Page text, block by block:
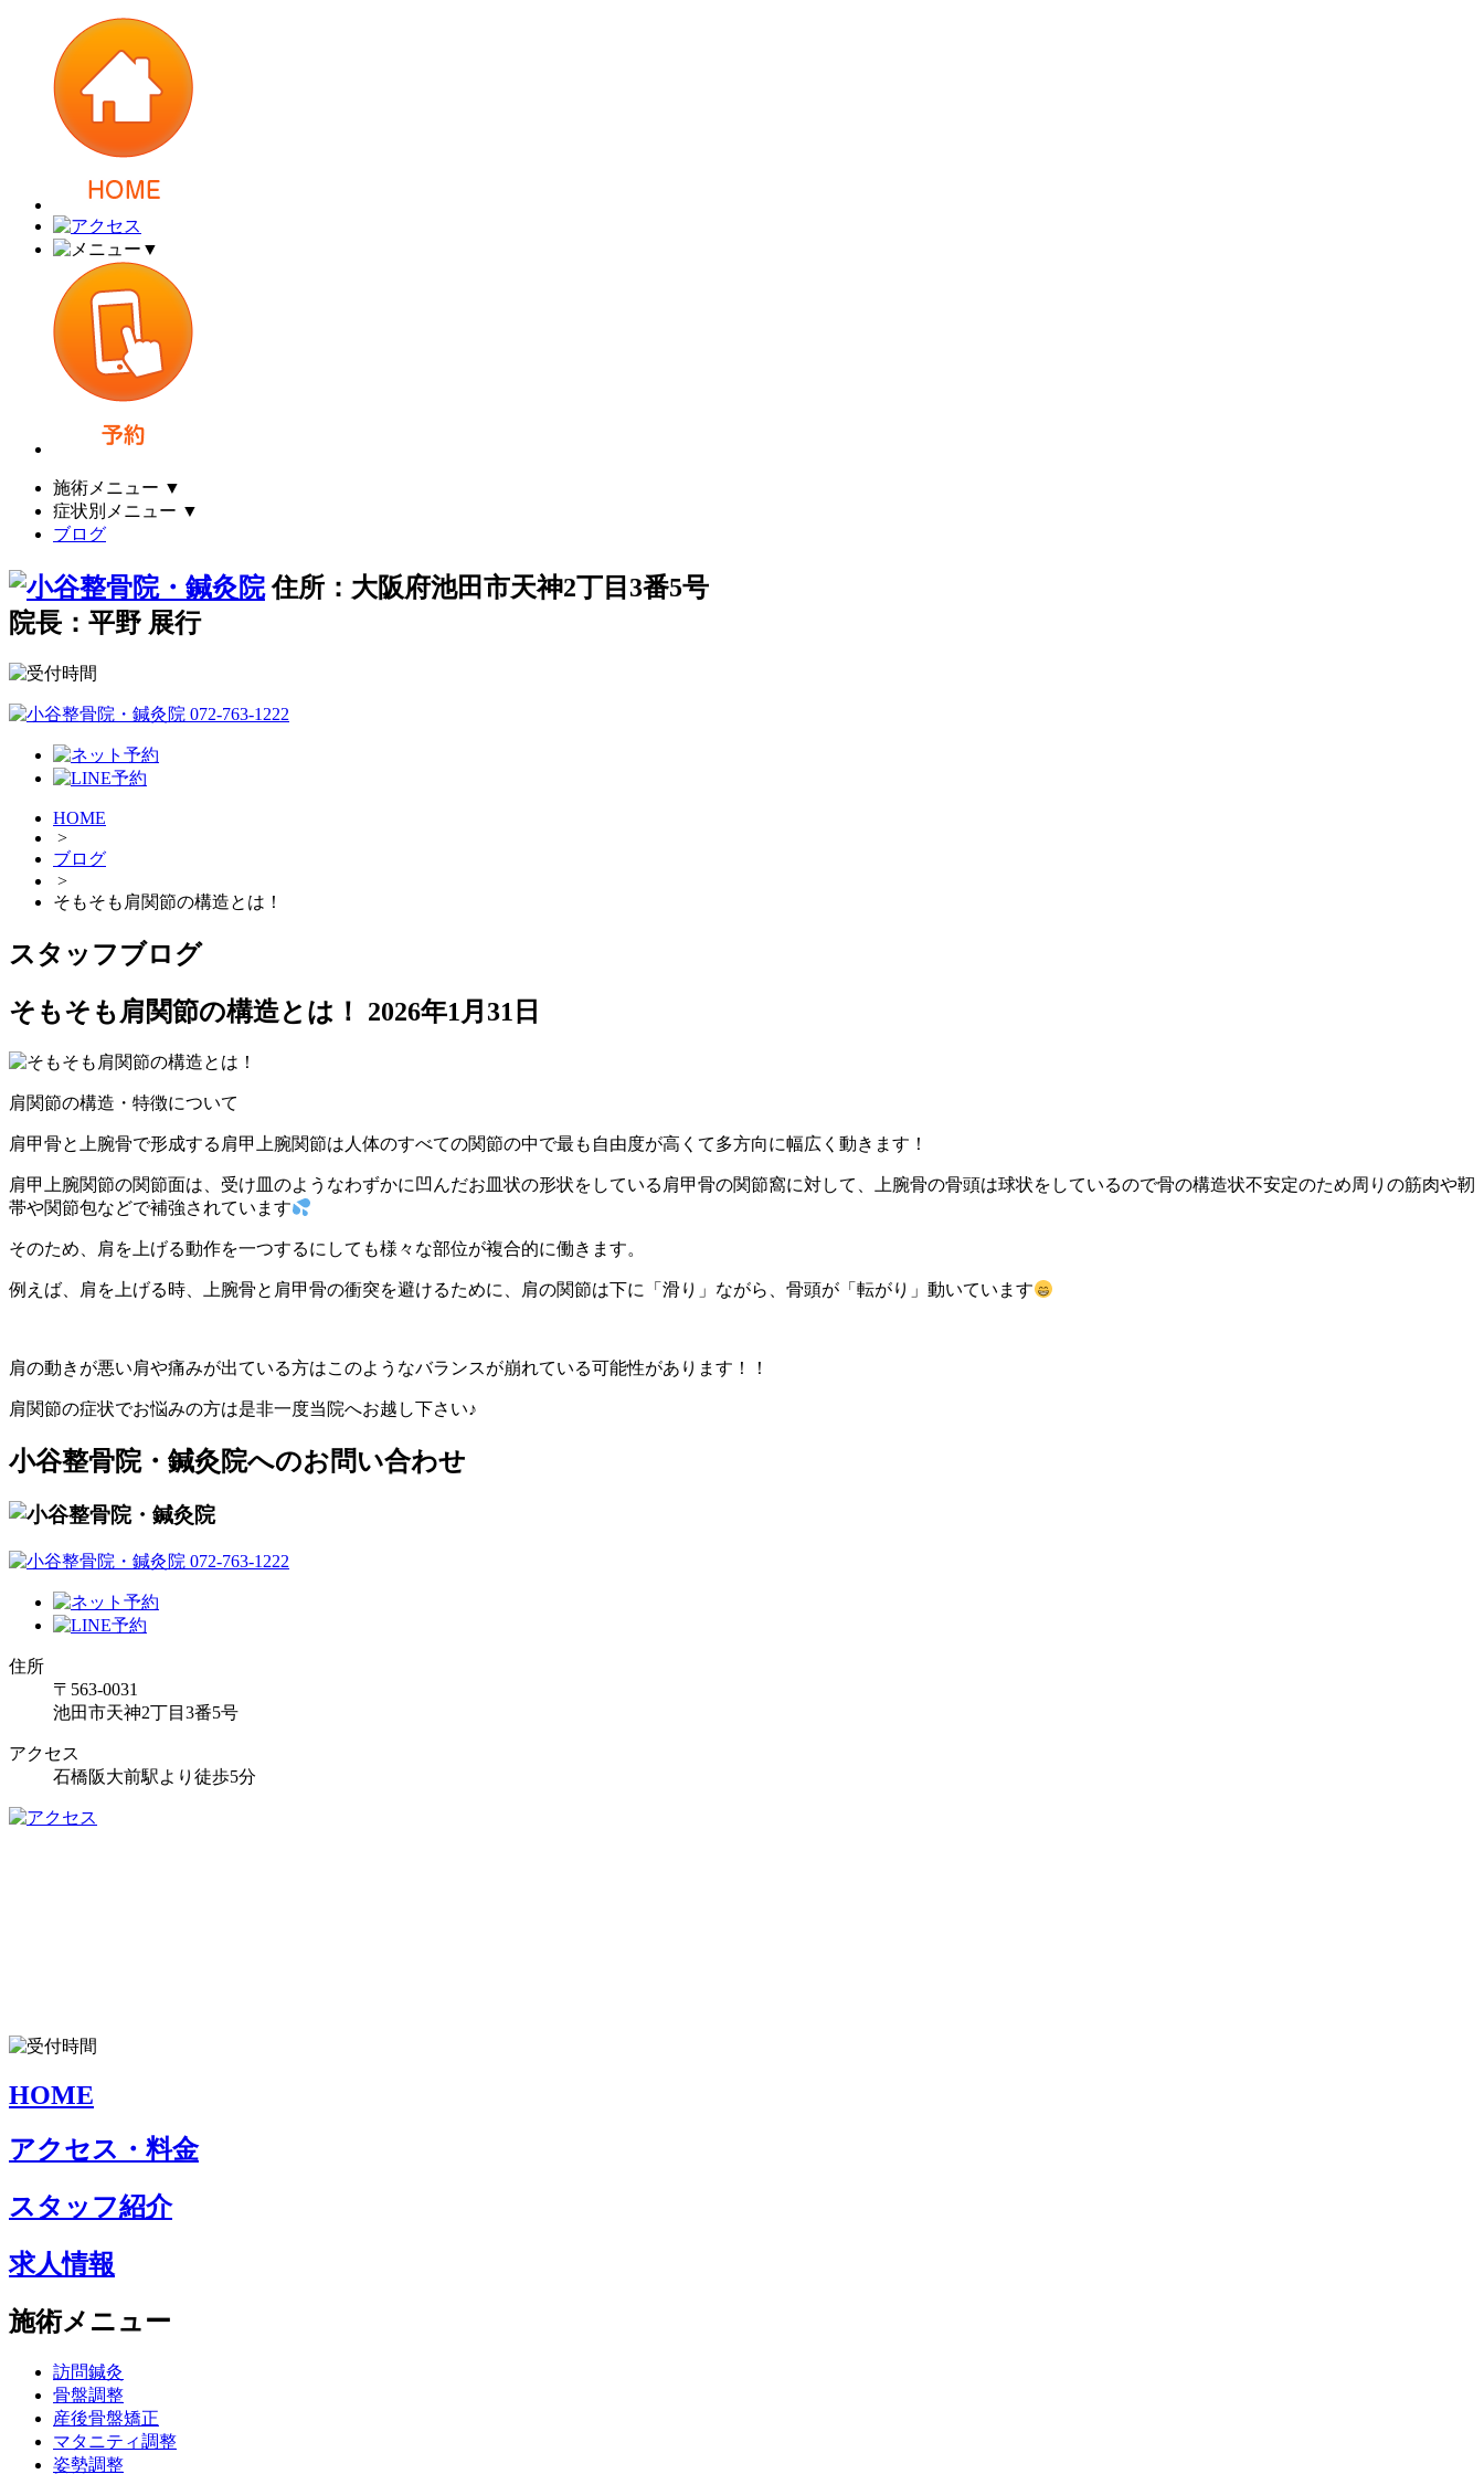
▼
施術メニュー ▼
症状別メニュー ▼
ブログ
住所：大阪府池田市天神2丁目3番5号
院長：平野 展行
HOME
>
ブログ
>
そもそも肩関節の構造とは！
スタッフブログ
そもそも肩関節の構造とは！
2026年1月31日
肩関節の構造・特徴について
肩甲骨と上腕骨で形成する肩甲上腕関節は人体のすべての関節の中で最も自由度が高くて多方向に幅広く動きます！
肩甲上腕関節の関節面は、受け皿のようなわずかに凹んだお皿状の形状をしている肩甲骨の関節窩に対して、上腕骨の骨頭は球状をしているので骨の構造状不安定のため周りの筋肉や靭
帯や関節包などで補強されています
そのため、肩を上げる動作を一つするにしても様々な部位が複合的に働きます。
例えば、肩を上げる時、上腕骨と肩甲骨の衝突を避けるために、肩の関節は下に「滑り」ながら、骨頭が「転がり」動いています
肩の動きが悪い肩や痛みが出ている方はこのようなバランスが崩れている可能性があります！！
肩関節の症状でお悩みの方は是非一度当院へお越し下さい♪
小谷整骨院・鍼灸院へのお問い合わせ
住所
〒563-0031
池田市天神2丁目3番5号
アクセス
石橋阪大前駅より徒歩5分
HOME
アクセス・料金
スタッフ紹介
求人情報
施術メニュー
訪問鍼灸
骨盤調整
産後骨盤矯正
マタニティ調整
姿勢調整